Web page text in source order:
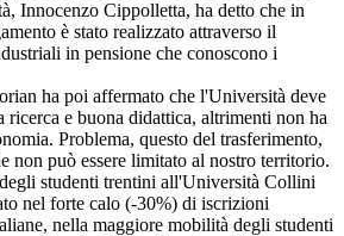
Innocenzo Cippolletta, ha detto che in
è stato realizzato attraverso il
in pensione che conoscono i
ha poi affermato che l'Università deve
ricerca e buona didattica, altrimenti non ha
Problema, questo del trasferimento,
non può essere limitato al nostro territorio.
studenti trentini all'Università Collini
nel forte calo (-30%) di iscrizioni
nella maggiore mobilità degli studenti